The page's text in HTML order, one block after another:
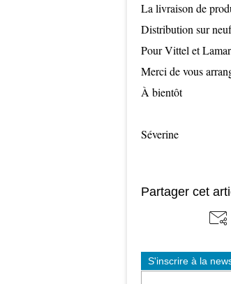
La livraison de
Distribution sur
Pour Vittel et
Merci de vous
À bientôt
Séverine
Partager cet
S'inscrire à la